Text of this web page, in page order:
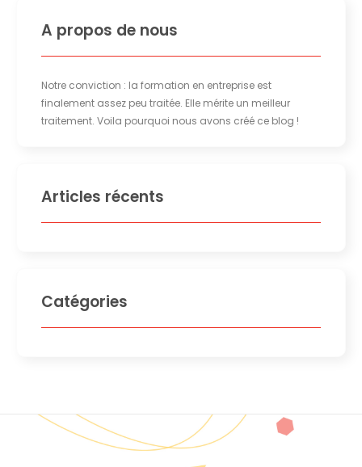
A propos de nous
Notre conviction : la formation en entreprise est
finalement assez peu traitée. Elle mérite un meilleur
traitement. Voila pourquoi nous avons créé ce blog !
Articles récents
Catégories